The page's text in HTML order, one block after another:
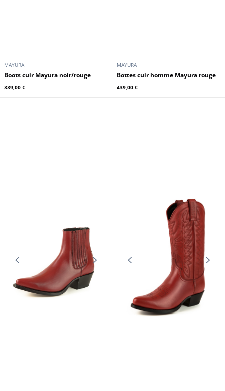
MAYURA
Boots cuir Mayura noir/rouge
339,00 €
MAYURA
Bottes cuir homme Mayura rouge
439,00 €